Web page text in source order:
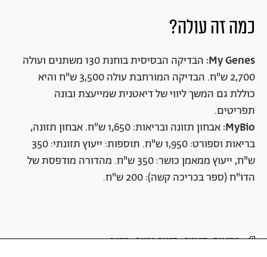
כמה זה עולה?
My Genes:
הבדיקה הבסיסית בוחנת 130 משתנים ועולה
2,700 ש"ח. הבדיקה המורחבת עולה 3,500 ש"ח והיא
כוללת גם המשך ליווי של דיאטנית שמייעצת ובונה
תפריטים.
MyBio:
אבחון תזונה ובריאות: 1,650 ש"ח. אבחון תזונה,
בריאות וספורט: 1,950 ש"ח. תוספות: ייעוץ תזונתי: 350
ש"ח, ייעוץ ממאמן כושר: 350 ש"ח. מהדורה מודפסת של
הדו"ח (ספר בכריכה קשה): 200 ש"ח.
בריאות דיאטה תזונה נכונה כושר